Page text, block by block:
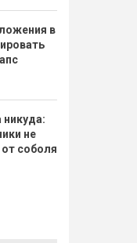
в
никуда:
не
соболя